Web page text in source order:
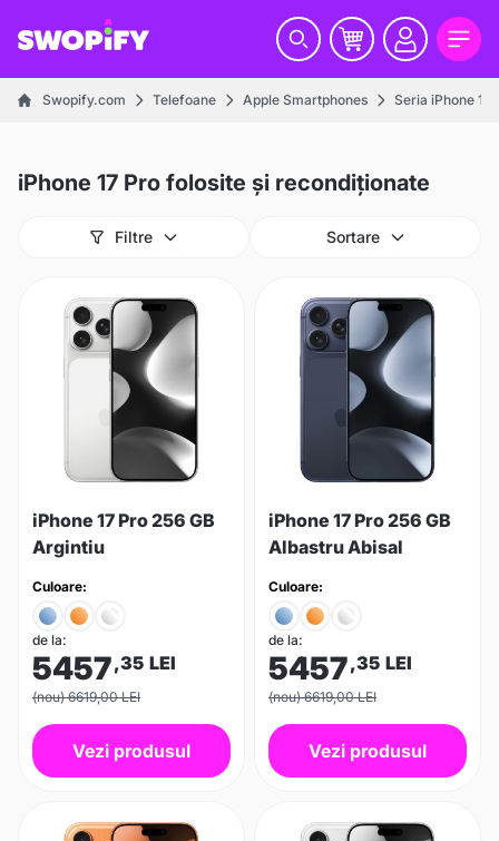
Swopify.com Telefoane Apple Smartphones Seria iPhone 17
iPhone 17 Pro folosite și recondiționate
Filtre Sortare
iPhone 17 Pro 256 GB
Argintiu
Culoare:
de la:
5457,35 LEI
(nou) 6619,00 LEI
Vezi produsul
iPhone 17 Pro 256 GB
Albastru Abisal
Culoare:
de la:
5457,35 LEI
(nou) 6619,00 LEI
Vezi produsul